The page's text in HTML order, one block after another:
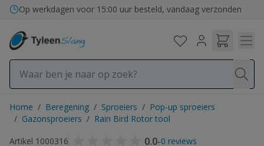
Ga naar de inhoud
Op werkdagen voor 15:00 uur besteld, vandaag verzonden
Home / Beregening / Sproeiers / Pop-up sproeiers
/ Gazonsproeiers / Rain Bird Rotor tool
Artikel 1000316
0.0-0 reviews